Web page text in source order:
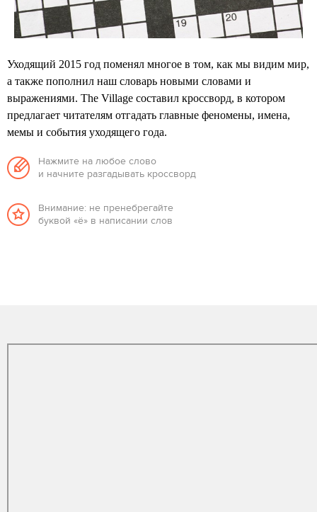
Уходящий 2015 год поменял многое в том, как мы видим мир,
а также пополнил наш словарь новыми словами и
выражениями. The Village составил кроссворд, в котором
предлагает читателям отгадать главные феномены, имена,
мемы и события уходящего года.
Нажмите на любое слово
и начните разгадывать кроссворд
Внимание: не пренебрегайте
буквой «ё» в написании слов